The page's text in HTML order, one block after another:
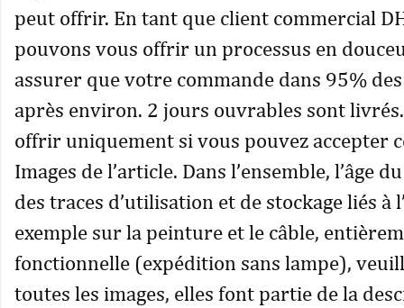
peut offrir. En tant que client commercial
pouvons vous offrir un processus en
assurer que votre commande dans 95%
après environ. 2 jours ouvrables sont
offrir uniquement si vous pouvez accepter
Images de l’article. Dans l’ensemble, l’âge
des traces d’utilisation et de stockage liés à
exemple sur la peinture et le câble,
fonctionnelle (expédition sans lampe),
toutes les images, elles font partie de la